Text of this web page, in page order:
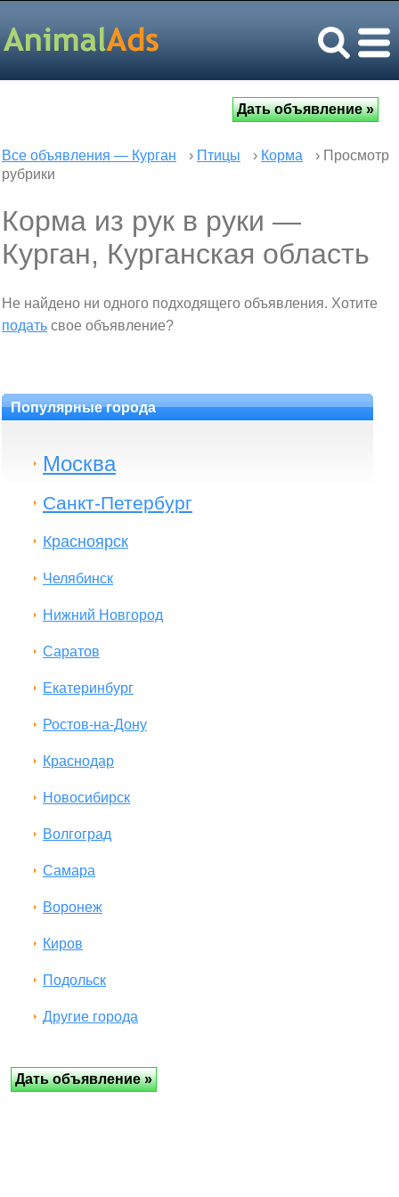
Все объявления — Курган › Птицы › Корма
› Просмотр
рубрики
Корма из рук в руки —
Курган, Курганская область
Не найдено ни одного подходящего объявления. Хотите
подать свое объявление?
Популярные города
Москва
Санкт-Петербург
Красноярск
Челябинск
Нижний Новгород
Саратов
Екатеринбург
Ростов-на-Дону
Краснодар
Новосибирск
Волгоград
Самара
Воронеж
Киров
Подольск
Другие города